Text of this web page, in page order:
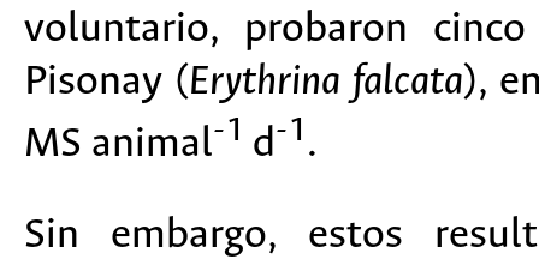
voluntario, probaron
Pisonay (Erythrina falcata),
MS animal-1 d-1 .
Sin embargo, estos